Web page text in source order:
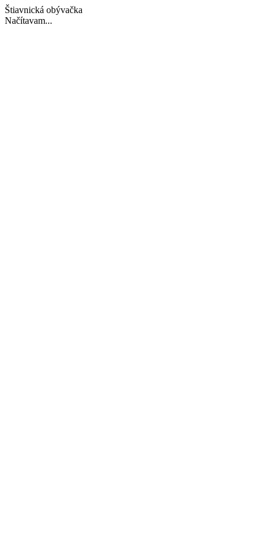
Štiavnická obývačka
Načítavam...